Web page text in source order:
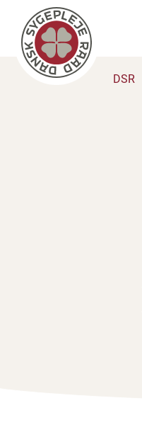
DSR